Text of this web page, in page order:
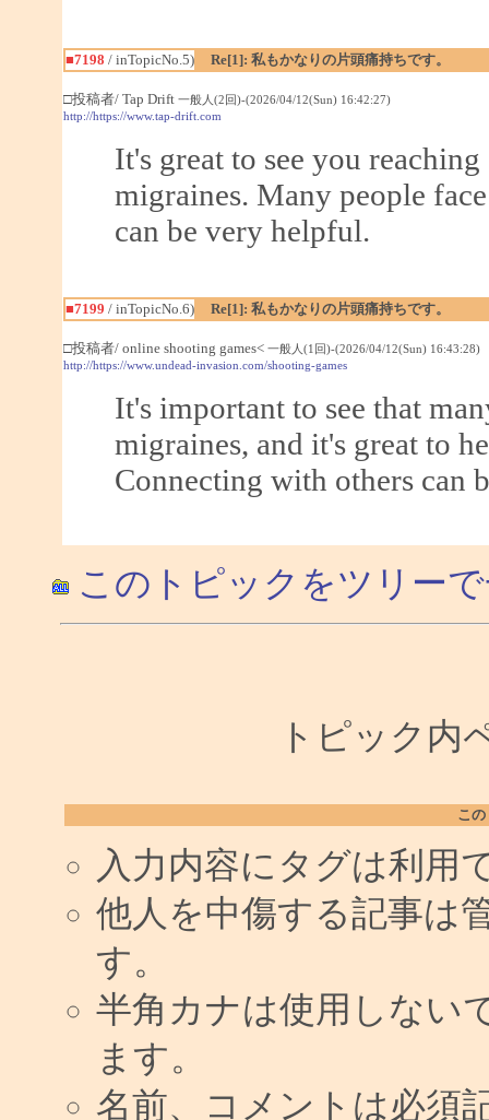
■7198 / inTopicNo.5) Re[1]: 私もかなりの片頭痛持ちです。
□投稿者/ Tap Drift 一般人(2回)-(2026/04/12(Sun) 16:42:27)
http://https://www.tap-drift.com
It's great to see you
migraines. Many people
can be very helpful.
■7199 / inTopicNo.6) Re[1]: 私もかなりの片頭痛持ちです。
□投稿者/ online shooting games< 一般人(1回)-(2026/04/12(Sun) 16:43:28)
http://https://www.undead-invasion.com/shooting-games
It's important to see that
migraines, and it's great to
Connecting with others can
このトピックをツリー
トピック内
こ
入力内容にタグは利用
他人を中傷する記事は
す。
半角カナは使用しない
ます。
名前、コメントは必須